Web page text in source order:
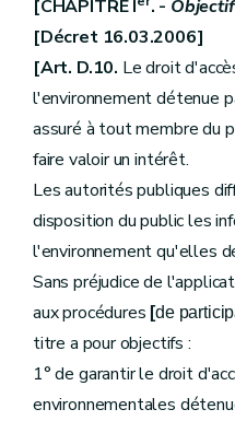
[CHAPITRE I
. -
[Décret 16.03.2006]
[Art. D.10. Le droit
l'environnement détenue
assuré à tout membre du
faire valoir un intérêt.
Les autorités publiques
disposition du public les
l'environnement qu'elles
Sans préjudice de
aux procédures[de
titre a pour objectifs :
1° de garantir le droit
environnementales